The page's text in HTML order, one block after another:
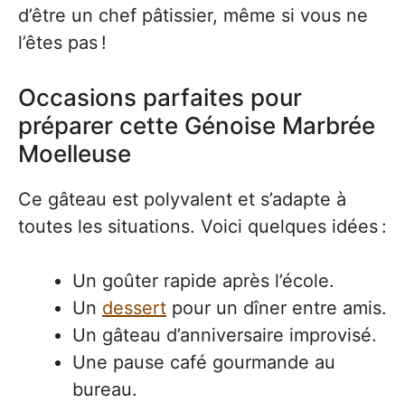
d’être un chef pâtissier, même si vous ne
l’êtes pas !
Occasions parfaites pour
préparer cette Génoise Marbrée
Moelleuse
Ce gâteau est polyvalent et s’adapte à
toutes les situations. Voici quelques idées :
Un goûter rapide après l’école.
Un dessert pour un dîner entre amis.
Un gâteau d’anniversaire improvisé.
Une pause café gourmande au
bureau.